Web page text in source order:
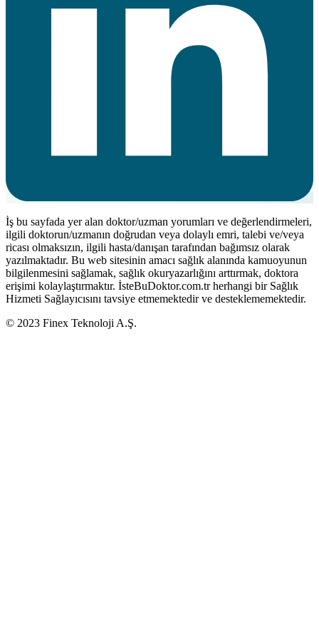
İş bu sayfada yer alan doktor/uzman yorumları ve değerlendirmeleri,
ilgili doktorun/uzmanın doğrudan veya dolaylı emri, talebi ve/veya
ricası olmaksızın, ilgili hasta/danışan tarafından bağımsız olarak
yazılmaktadır. Bu web sitesinin amacı sağlık alanında kamuoyunun
bilgilenmesini sağlamak, sağlık okuryazarlığını arttırmak, doktora
erişimi kolaylaştırmaktır. İsteBuDoktor.com.tr herhangi bir Sağlık
Hizmeti Sağlayıcısını tavsiye etmemektedir ve desteklememektedir.
© 2023 Finex Teknoloji A.Ş.